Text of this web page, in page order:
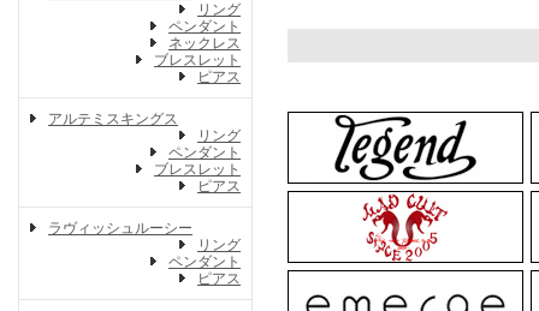
リング
ペンダント
ネックレス
ブレスレット
ピアス
アルテミスキングス
リング
ペンダント
ブレスレット
ピアス
ラヴィッシュルーシー
リング
ペンダント
ピアス